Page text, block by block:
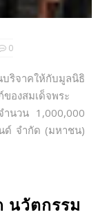
0
ริจาคให้กับมูลนิธิ
ของสมเด็จพระ
ำนวน 1,000,000
ด์ จำกัด (มหาชน)
นวัตกรรม